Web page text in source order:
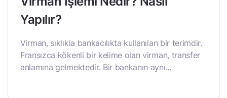
Yapılır?
Virman, sıklıkla bankacılıkta kullanılan bir terimdir.
Fransızca kökenli bir kelime olan virman, transfer
anlamına gelmektedir. Bir bankanın aynı...